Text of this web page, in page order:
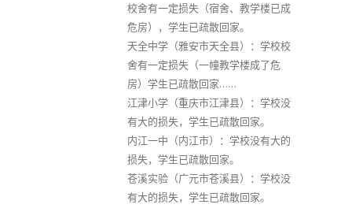
校舍有一定损失（宿舍、教学楼已成
危房），学生已疏散回家。
天全中学（雅安市天全县）：学校校
舍有一定损失（一幢教学楼成了危
房）学生已疏散回家……
江津小学（重庆市江津县）：学校没
有大的损失，学生已疏散回家。
内江一中（内江市）：学校没有大的
损失，学生已疏散回家。
苍溪实验（广元市苍溪县）：学校没
有大的损失，学生已疏散回家。